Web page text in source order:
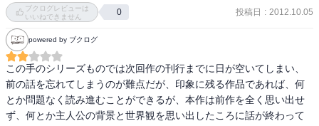
お次はどんな幻獣坐が出てくるのか。
目を覚ました優香理の状態も気になるところです。
ブクログレビューは
いいねできません
0 投稿日 : 2012.10.05
powered by ブクログ
この手のシリーズものでは次回作の刊行までに日が空いてしまい、
前の話を忘れてしまうのが難点だが、印象に残る作品であれば、何
とか問題なく読み進むことができるが、本作は前作を全く思い出せ
ず、何とか主人公の背景と世界観を思い出したころに話が終わって